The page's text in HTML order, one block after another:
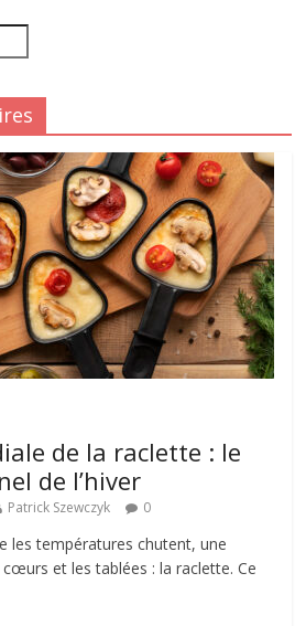
de la raclette : le
de l’hiver
Patrick Szewczyk 0
les températures chutent, une
et les tablées : la raclette. Ce